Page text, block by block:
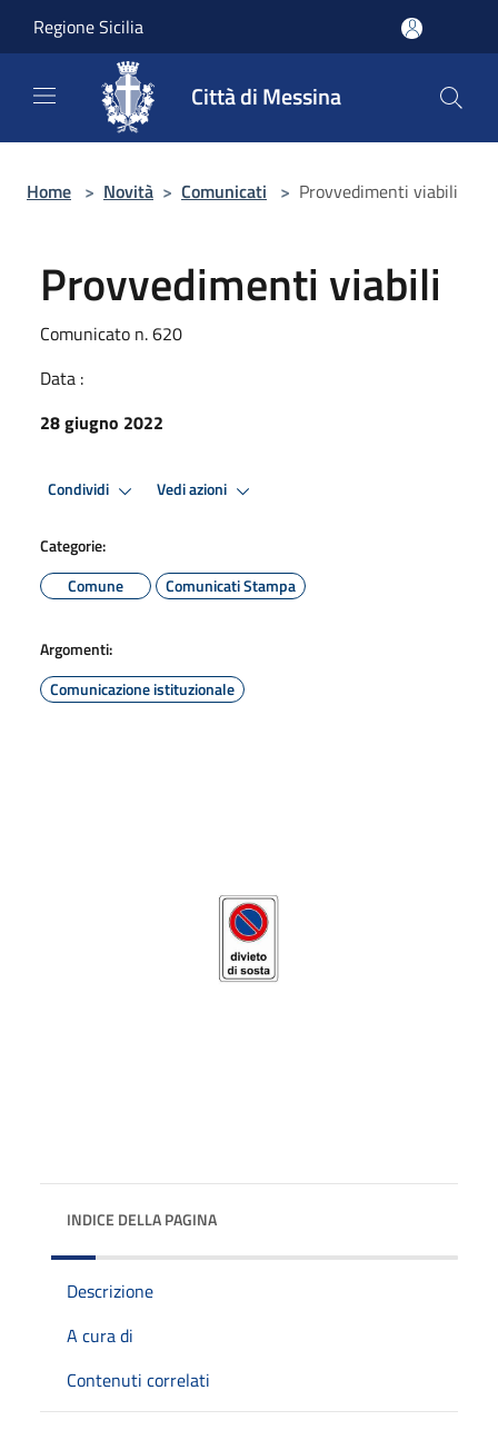
Regione Sicilia
Città di Messina
Home > Novità > Comunicati > Provvedimenti viabili
Provvedimenti viabili
Comunicato n. 620
Data :
28 giugno 2022
Condividi Vedi azioni
Categorie:
Comune
Comunicati Stampa
Argomenti:
Comunicazione istituzionale
INDICE DELLA PAGINA
Descrizione
A cura di
Contenuti correlati